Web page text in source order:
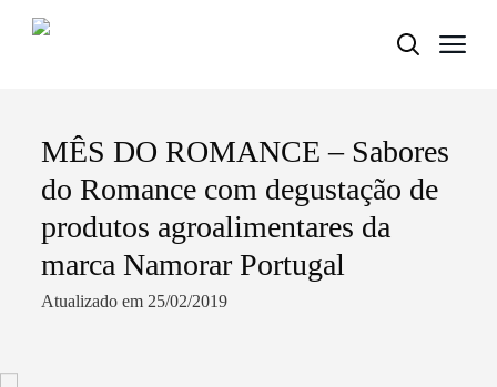
Termo de Pesquisa
Categorias gerais
MÊS DO ROMANCE – Sabores
do Romance com degustação de
produtos agroalimentares da
marca Namorar Portugal
Atualizado em 25/02/2019